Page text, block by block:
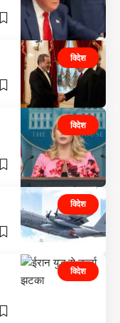
विदेश
विदेश
विदेश
विदेश